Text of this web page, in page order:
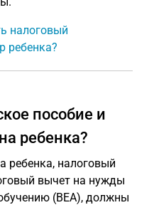
налоговый
ребенка?
пособие и
ребенка?
ребенка, налоговый
вычет на нужды
(BEA), должны